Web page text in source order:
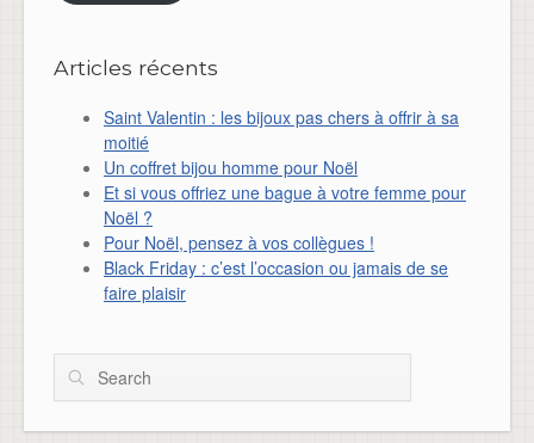
Articles récents
Saint Valentin : les bijoux pas chers à offrir à sa
moitié
Un coffret bijou homme pour Noël
Et si vous offriez une bague à votre femme pour
Noël ?
Pour Noël, pensez à vos collègues !
Black Friday : c’est l’occasion ou jamais de se
faire plaisir
Search